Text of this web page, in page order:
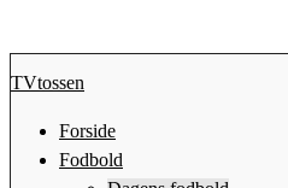
TVtossen
Forside
Fodbold